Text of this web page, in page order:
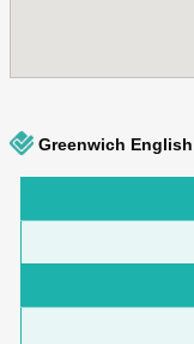
Greenwich English